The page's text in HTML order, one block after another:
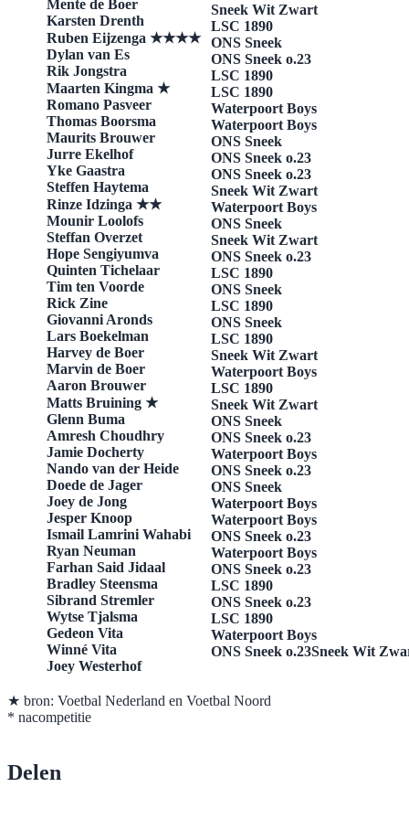
​Mente de Boer
Karsten Drenth
​​Ruben Eijzenga ★★★★
Dylan van Es
Rik Jongstra
Maarten Kingma ★
​Romano Pasveer
Thomas Boorsma
Maurits Brouwer
​Jurre Ekelhof
Yke Gaastra
Steffen Haytema
Rinze Idzinga ★★
​Mounir Loolofs
Steffan Overzet
Hope Sengiyumva
​Quinten Tichelaar
Tim ten Voorde
Rick Zine
Giovanni Aronds
Lars Boekelman
​Harvey de Boer
Marvin de Boer
​Aaron Brouwer
Matts Bruining ★
Glenn Buma
​Amresh Choudhry
​Jamie Docherty
Nando van der Heide
​Doede de Jager
​Joey de Jong
Jesper Knoop
​Ismail Lamrini Wahabi
Ryan Neuman
​Farhan Said Jidaal
​Bradley Steensma
Sibrand Stremler
Wytse Tjalsma
​Gedeon Vita
Winné Vita
Joey Westerhof
Sneek Wit Zwart
​LSC 1890
​ONS Sneek
ONS Sneek o.23
​LSC 1890
​LSC 1890
Waterpoort Boys
​Waterpoort Boys
ONS Sneek
ONS Sneek o.23
ONS Sneek o.23
​Sneek Wit Zwart
​Waterpoort Boys
​ONS Sneek
​Sneek Wit Zwart
​ONS Sneek o.23
LSC 1890
ONS Sneek
​LSC 1890
​ONS Sneek
​LSC 1890
​Sneek Wit Zwart
​Waterpoort Boys
​LSC 1890
Sneek Wit Zwart
ONS Sneek
​ONS Sneek o.23
​Waterpoort Boys
ONS Sneek o.23
ONS Sneek
​Waterpoort Boys
​Waterpoort Boys
​ONS Sneek o.23
​Waterpoort Boys
​ONS Sneek o.23
​LSC 1890
​ONS Sneek o.23
​LSC 1890
Waterpoort Boys
ONS Sneek o.23Sneek Wit
★ bron: Voetbal Nederland en Voetbal Noord
​* nacompetitie
Delen